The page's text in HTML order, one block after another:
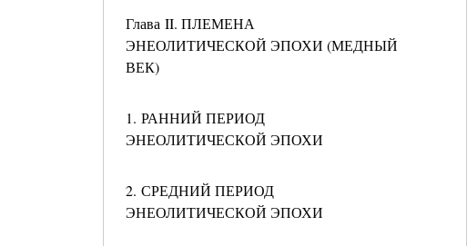
Глава II. ПЛЕМЕНА
ЭНЕОЛИТИЧЕСКОЙ ЭПОХИ (МЕДНЫЙ
ВЕК)
1. РАННИЙ ПЕРИОД
ЭНЕОЛИТИЧЕСКОЙ ЭПОХИ
2. СРЕДНИЙ ПЕРИОД
ЭНЕОЛИТИЧЕСКОЙ ЭПОХИ